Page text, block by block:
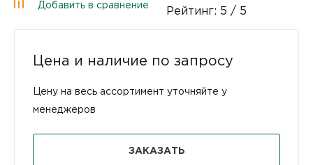
Добавить в сравнение
Рейтинг: 5 / 5
Цена и наличие по запросу
Цену на весь ассортимент уточняйте у
менеджеров
ЗАКАЗАТЬ